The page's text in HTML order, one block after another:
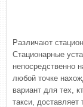
Различают
Стационарные
непосредственно
любой точке
вариант для тех,
такси, доставляет